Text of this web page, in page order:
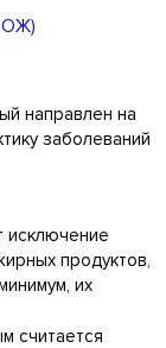
направлен на
заболеваний
исключение
продуктов,
их
считается